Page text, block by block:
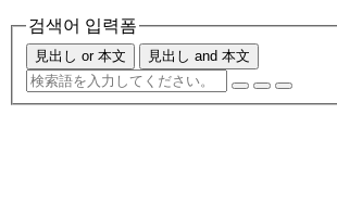
검색어 입력폼
見出し or 本文 見出し and 本文